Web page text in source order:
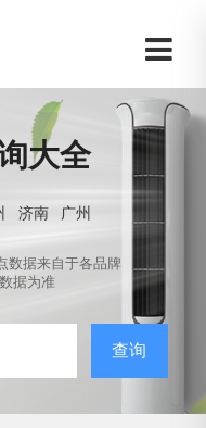
大全
济南
广州
数据来自于各品牌
据为准
查询